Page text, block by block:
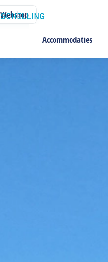
Accommodaties
Webshop